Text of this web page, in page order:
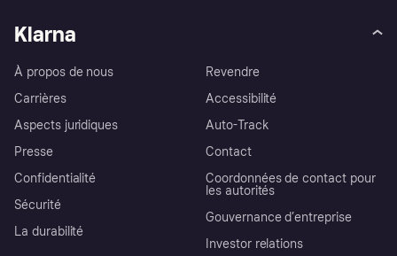
Klarna
À propos de nous
Carrières
Aspects juridiques
Presse
Confidentialité
Sécurité
La durabilité
Revendre
Accessibilité
Auto-Track
Contact
Coordonnées de contact pour
les autorités
Gouvernance d’entreprise
Investor relations